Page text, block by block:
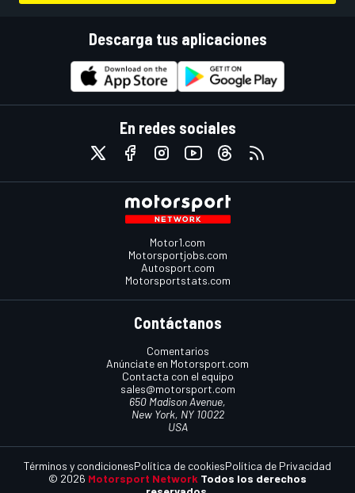
Descarga tus aplicaciones
En redes sociales
Motor1.com
Motorsportjobs.com
Autosport.com
Motorsportstats.com
Contáctanos
Comentarios
Anúnciate en Motorsport.com
Contacta con el equipo
sales@motorsport.com
650 Madison Avenue,
New York, NY 10022
USA
© 2026 Motorsport Network Todos los derechos
Términos y condicionesPolítica de cookiesPolítica de Privacidad